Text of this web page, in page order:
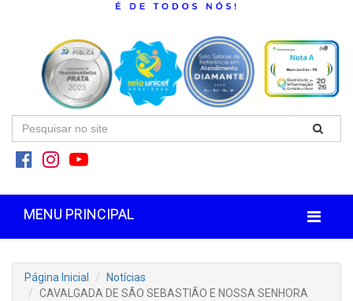
MENU PRINCIPAL
Página Inicial
Notícias
CAVALGADA DE SÃO SEBASTIÃO E NOSSA SENHORA